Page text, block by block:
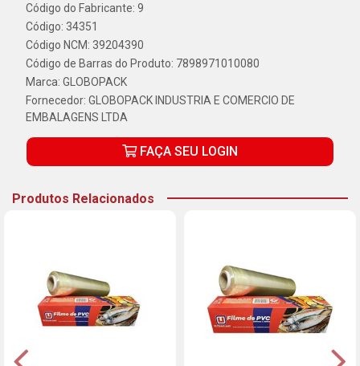
Código do Fabricante: 9
Código: 34351
Código NCM: 39204390
Código de Barras do Produto: 7898971010080
Marca: GLOBOPACK
Fornecedor: GLOBOPACK INDUSTRIA E COMERCIO DE
EMBALAGENS LTDA
FAÇA SEU LOGIN
Produtos Relacionados